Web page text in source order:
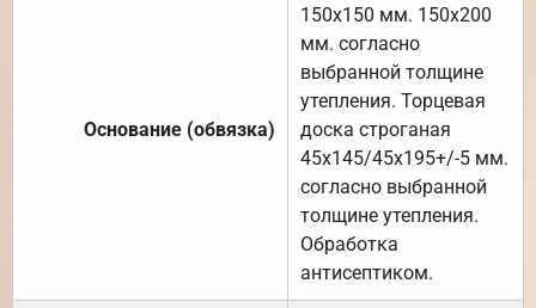
Основание (обвязка)
150х150 мм. 150х200
мм. согласно
выбранной толщине
утепления. Торцевая
доска строганая
45х145/45х195+/-5 мм.
согласно выбранной
толщине утепления.
Обработка
антисептиком.